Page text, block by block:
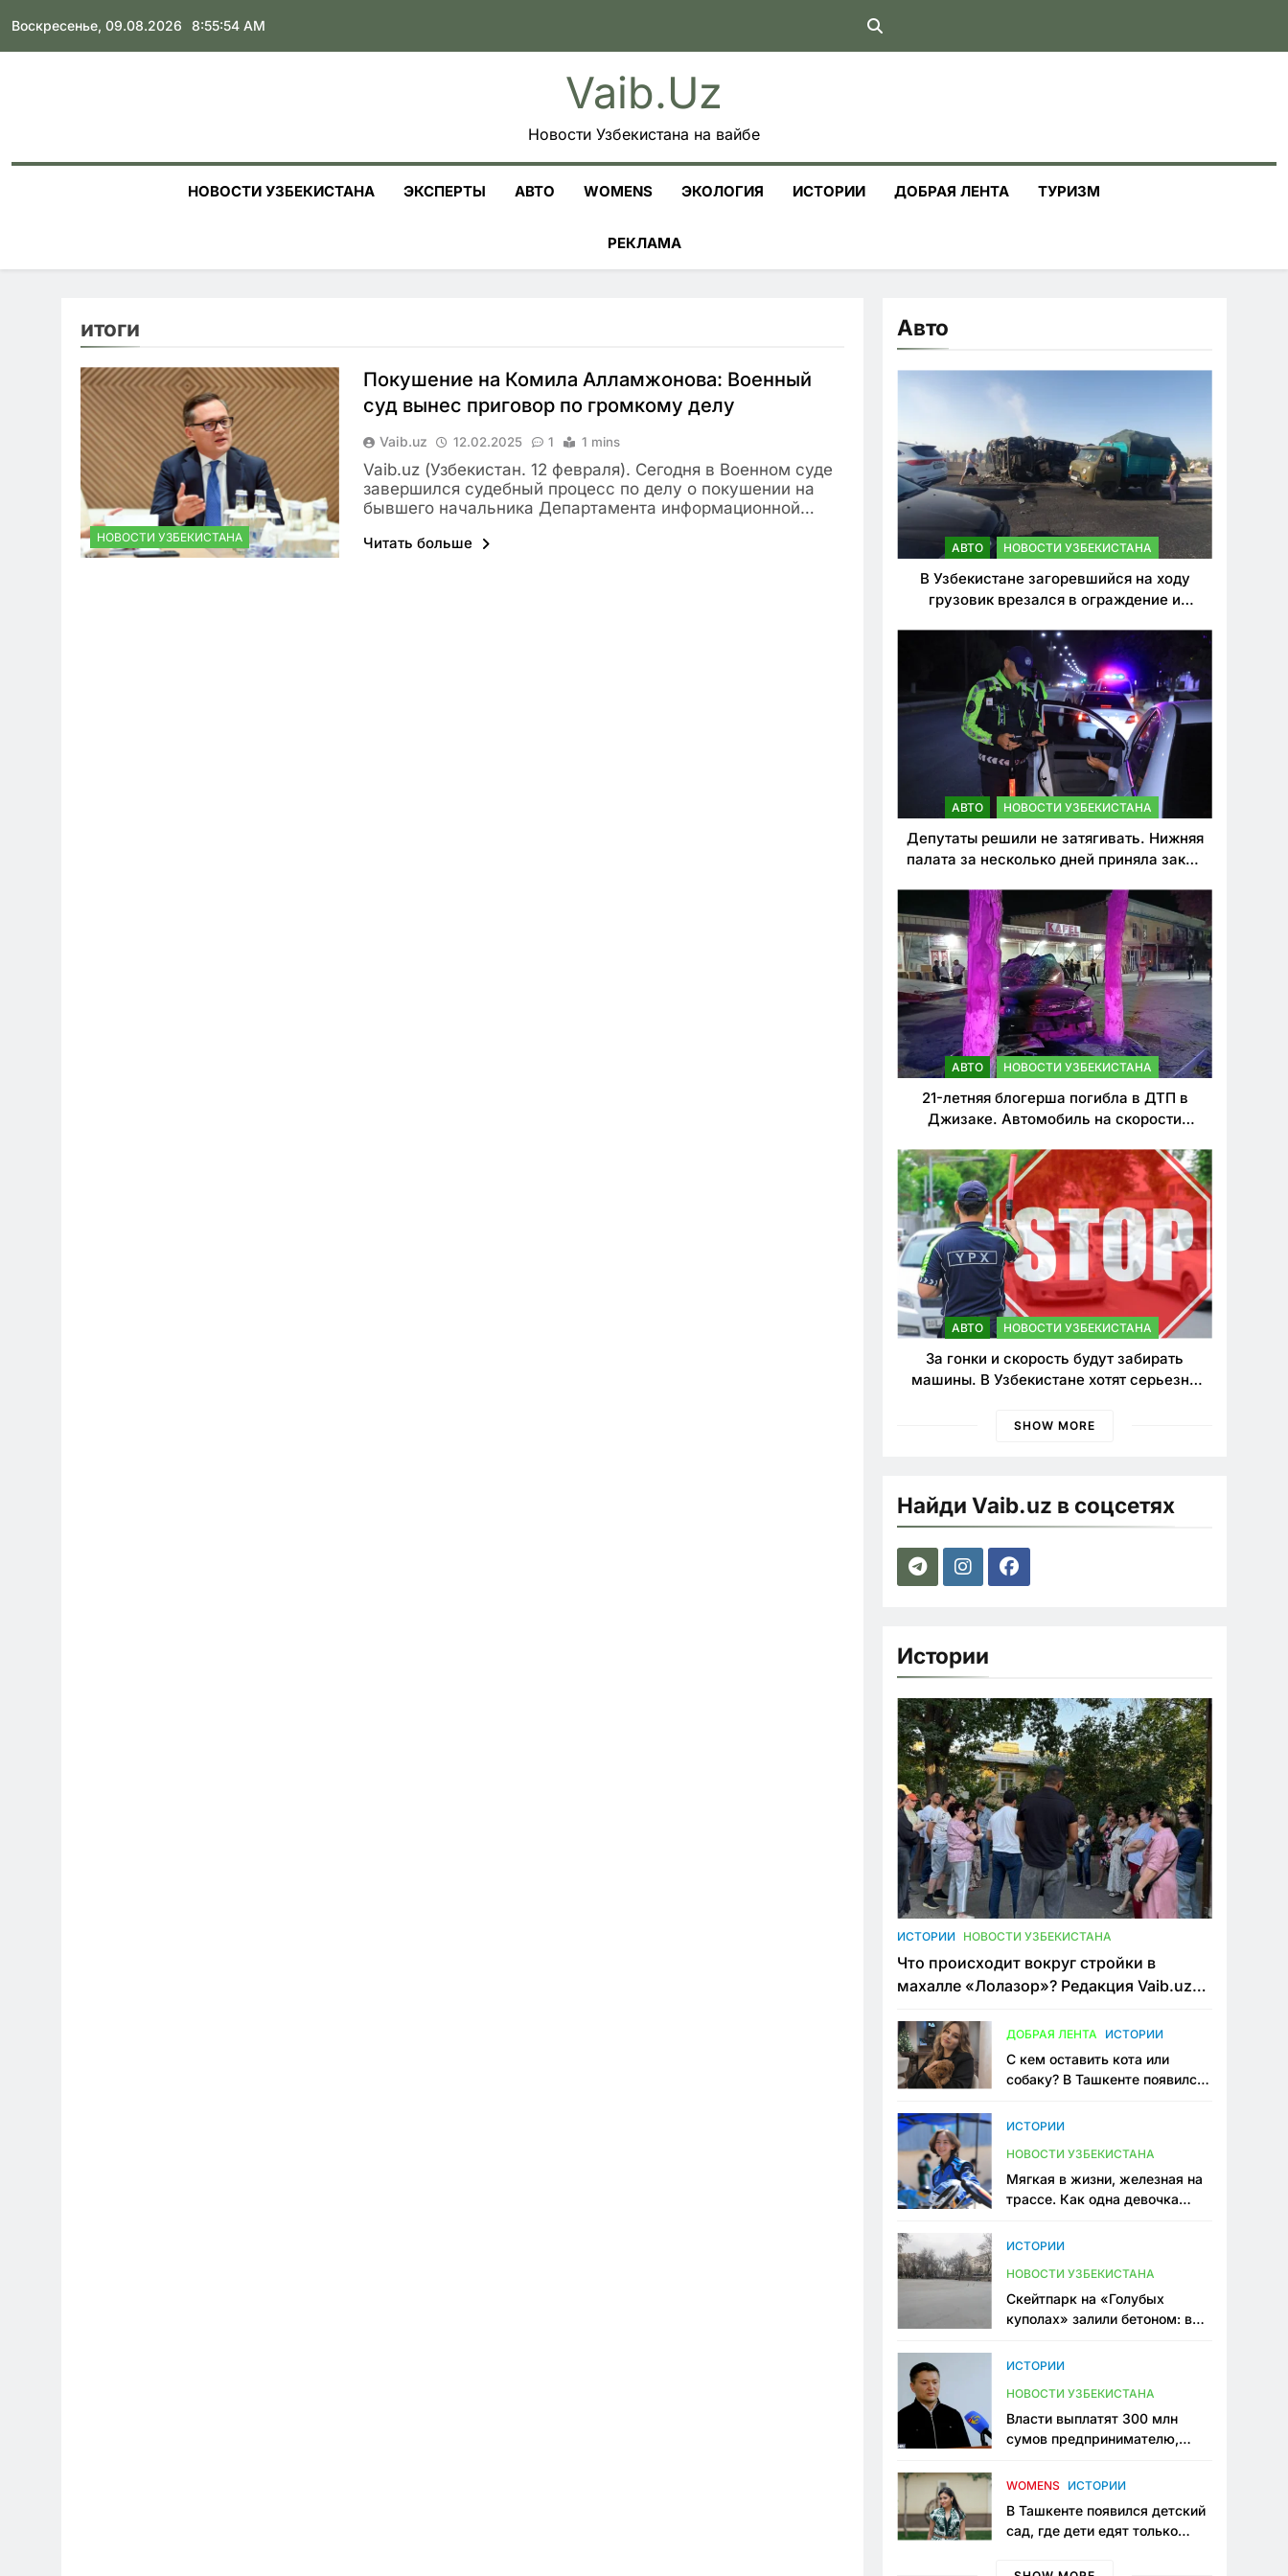
to
content
Воскресенье, 09.08.2026 8:55:55 AM
Vaib.uz
Новости Узбекистана на вайбе
НОВОСТИ УЗБЕКИСТАНА ЭКСПЕРТЫ АВТО WOMENS ЭКОЛОГИЯ ИСТОРИИ ДОБРАЯ ЛЕНТА ТУРИЗМ
РЕКЛАМА
итоги
НОВОСТИ УЗБЕКИСТАНА
Покушение на Комила Алламжонова: Военный
суд вынес приговор по громкому делу
Vaib.uz 12.02.2025 1 1 mins
Vaib.uz (Узбекистан. 12 февраля). Сегодня в Военном суде
завершился судебный процесс по делу о покушении на
бывшего начальника Департамента информационной…
Читать больше
Авто
АВТО НОВОСТИ УЗБЕКИСТАНА
В Узбекистане загоревшийся на ходу
грузовик врезался в ограждение и
АВТО НОВОСТИ УЗБЕКИСТАНА
Депутаты решили не затягивать. Нижняя
палата за несколько дней приняла закон
нарушителей ПДД
АВТО НОВОСТИ УЗБЕКИСТАНА
21-летняя блогерша погибла в ДТП в
Джизаке. Автомобиль на скорости
АВТО НОВОСТИ УЗБЕКИСТАНА
За гонки и скорость будут забирать
машины. В Узбекистане хотят серьезно
SHOW MORE
Найди Vaib.uz в соцсетях
Истории
ИСТОРИИ НОВОСТИ УЗБЕКИСТАНА
Что происходит вокруг стройки в
махалле «Лолазор»? Редакция Vaib.uz
конфликта
ДОБРАЯ ЛЕНТА ИСТОРИИ
С кем оставить кота или
собаку? В Ташкенте появился
ИСТОРИИ
НОВОСТИ УЗБЕКИСТАНА
Мягкая в жизни, железная на
трассе. Как одна девочка
Узбекистане
ИСТОРИИ
НОВОСТИ УЗБЕКИСТАНА
Скейтпарк на «Голубых
куполах» залили бетоном: в
одно общественное
ИСТОРИИ
НОВОСТИ УЗБЕКИСТАНА
Власти выплатят 300 млн
сумов предпринимателю,
тюрьме по незаконному
WOMENS ИСТОРИИ
В Ташкенте появился детский
сад, где дети едят только
мама, которая устала просить